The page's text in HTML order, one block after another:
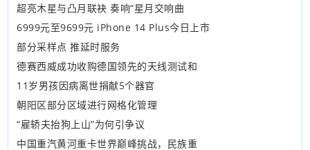
超亮木星与凸月联袂 奏响“星月交响曲
6999元至9699元 iPhone 14 Plus今日上市
部分采样点 推延时服务
德赛西威成功收购德国领先的天线测试和
11岁男孩因病离世捐献5个器官
朝阳区部分区域进行网格化管理
“雇轿夫抬狗上山”为何引争议
中国重汽黄河重卡世界巅峰挑战，民族重